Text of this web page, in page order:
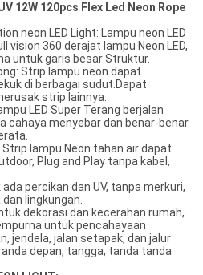
12W 120pcs Flex Led Neon Rope
neon LED Light: Lampu neon LED
vision 360 derajat lampu Neon LED,
untuk garis besar Struktur.
Strip lampu neon dapat
di berbagai sudut.Dapat
strip lainnya.
LED Super Terang berjalan
cahaya menyebar dan benar-benar
lampu Neon tahan air dapat
Plug and Play tanpa kabel,
percikan dan UV, tanpa merkuri,
lingkungan.
dekorasi dan kecerahan rumah,
untuk pencahayaan
jendela, jalan setapak, dan jalur
depan, tangga, tanda tanda